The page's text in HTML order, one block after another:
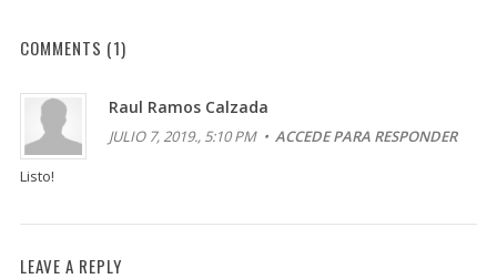
COMMENTS (1)
Raul Ramos Calzada
JULIO 7, 2019., 5:10 PM • ACCEDE PARA RESPONDER
Listo!
LEAVE A REPLY